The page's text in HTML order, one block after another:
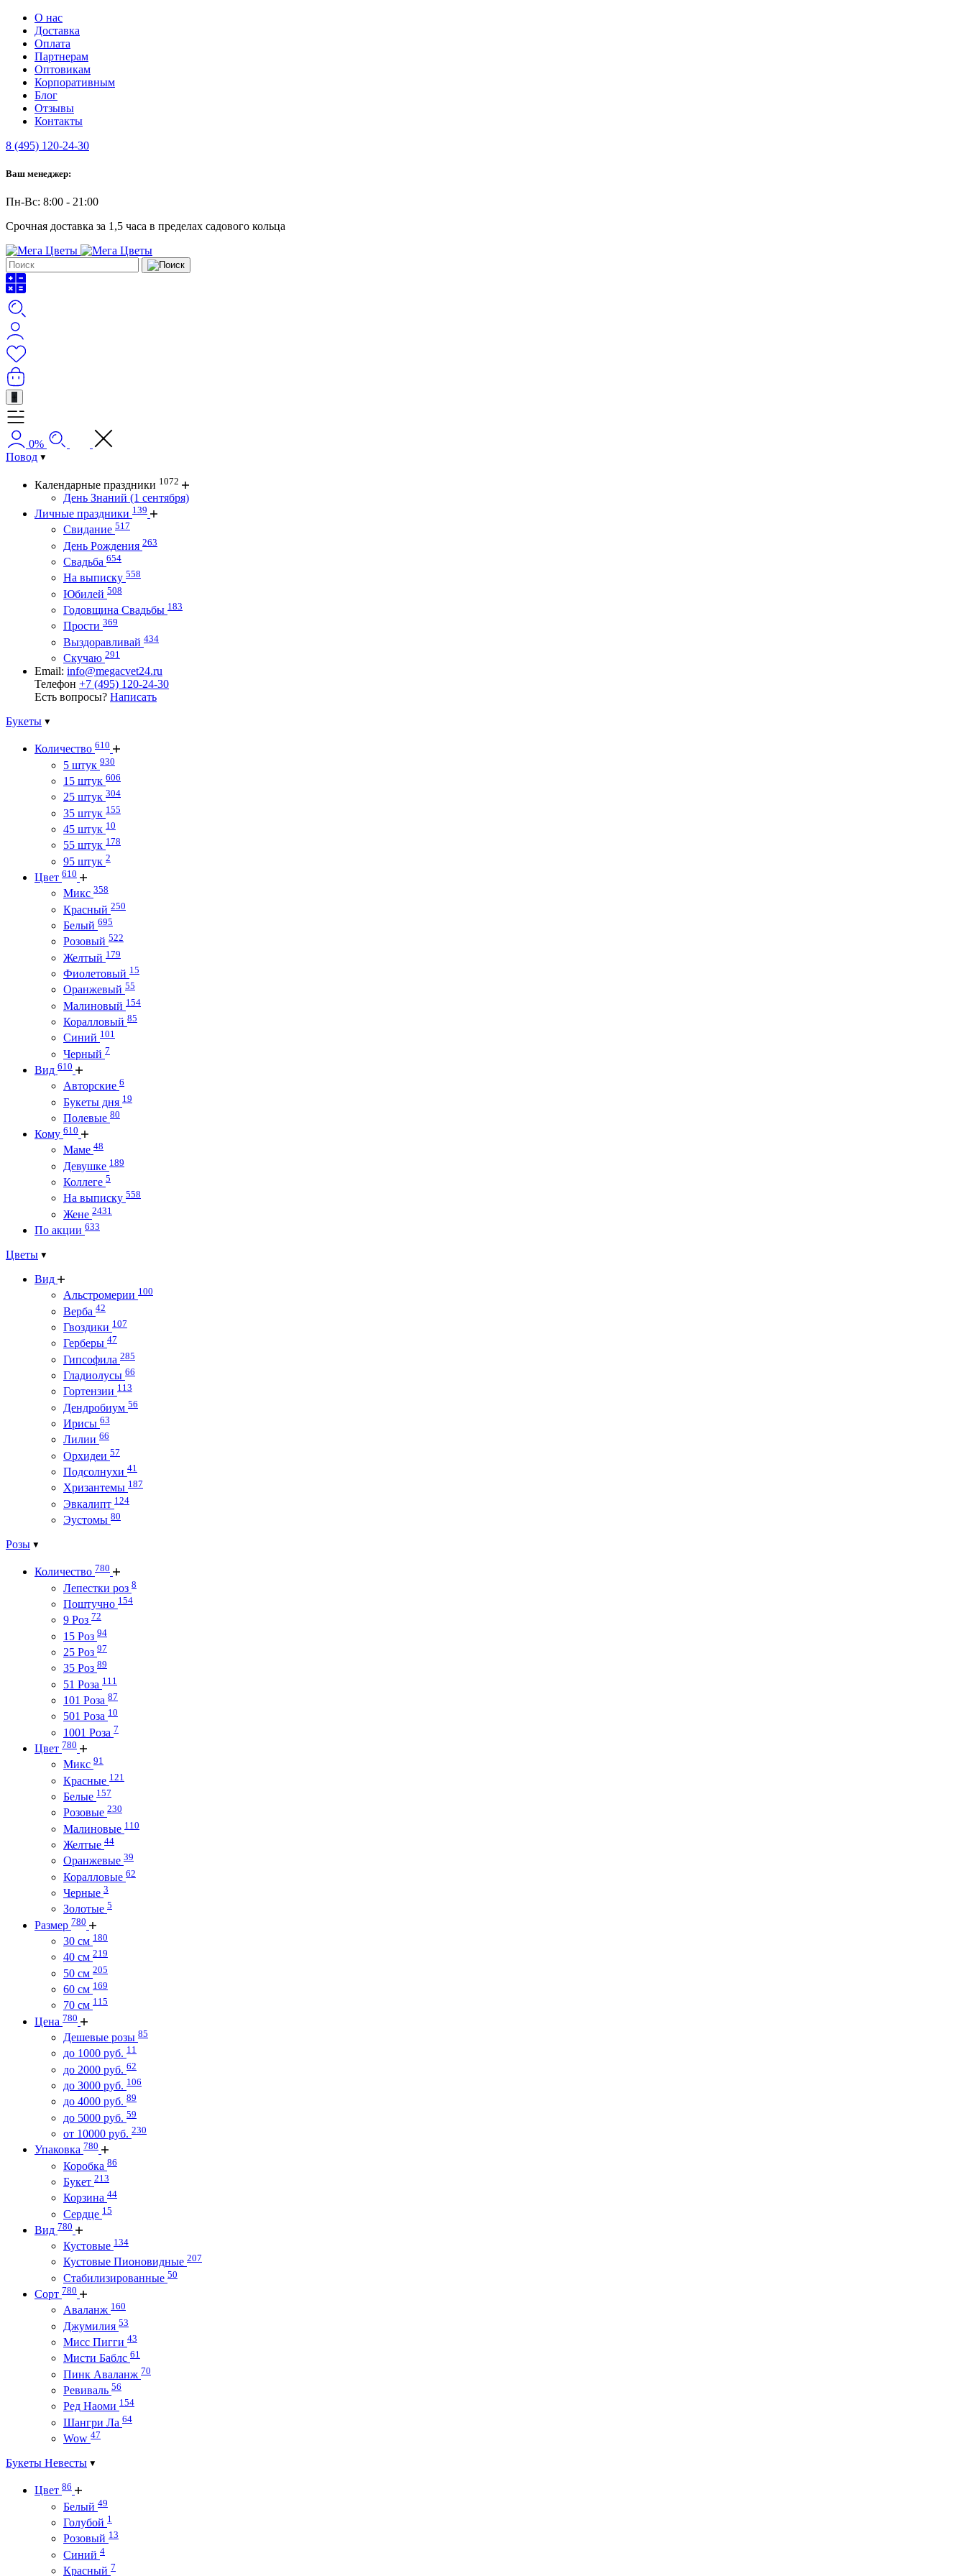
О нас
Доставка
Оплата
Партнерам
Оптовикам
Корпоративным
Блог
Отзывы
Контакты
8 (495) 120-24-30
Ваш менеджер:
Пн-Вс: 8:00 - 21:00
Срочная доставка за 1,5 часа в пределах садового кольца
+
0%
Повод
Календарные праздники 1072
День Знаний (1 сентября)
Личные праздники 139
Свидание 517
День Рождения 263
Свадьба 654
На выписку 558
Юбилей 508
Годовщина Свадьбы 183
Прости 369
Выздоравливай 434
Скучаю 291
Email: info@megacvet24.ru
Телефон +7 (495) 120-24-30
Есть вопросы? Написать
Букеты
Количество 610
5 штук 930
15 штук 606
25 штук 304
35 штук 155
45 штук 10
55 штук 178
95 штук 2
Цвет 610
Микс 358
Красный 250
Белый 695
Розовый 522
Желтый 179
Фиолетовый 15
Оранжевый 55
Малиновый 154
Коралловый 85
Синий 101
Черный 7
Вид 610
Авторские 6
Букеты дня 19
Полевые 80
Кому 610
Маме 48
Девушке 189
Коллеге 5
На выписку 558
Жене 2431
По акции 633
Цветы
Вид
Альстромерии 100
Верба 42
Гвоздики 107
Герберы 47
Гипсофила 285
Гладиолусы 66
Гортензии 113
Дендробиум 56
Ирисы 63
Лилии 66
Орхидеи 57
Подсолнухи 41
Хризантемы 187
Эвкалипт 124
Эустомы 80
Розы
Количество 780
Лепестки роз 8
Поштучно 154
9 Роз 72
15 Роз 94
25 Роз 97
35 Роз 89
51 Роза 111
101 Роза 87
501 Роза 10
1001 Роза 7
Цвет 780
Микс 91
Красные 121
Белые 157
Розовые 230
Малиновые 110
Желтые 44
Оранжевые 39
Коралловые 62
Черные 3
Золотые 5
Размер 780
30 см 180
40 см 219
50 см 205
60 см 169
70 см 115
Цена 780
Дешевые розы 85
до 1000 руб. 11
до 2000 руб. 62
до 3000 руб. 106
до 4000 руб. 89
до 5000 руб. 59
от 10000 руб. 230
Упаковка 780
Коробка 86
Букет 213
Корзина 44
Сердце 15
Вид 780
Кустовые 134
Кустовые Пионовидные 207
Стабилизированные 50
Сорт 780
Аваланж 160
Джумилия 53
Мисс Пигги 43
Мисти Баблс 61
Пинк Аваланж 70
Ревиваль 56
Ред Наоми 154
Шангри Ла 64
Wow 47
Букеты Невесты
Цвет 86
Белый 49
Голубой 1
Розовый 13
Синий 4
Красный 7